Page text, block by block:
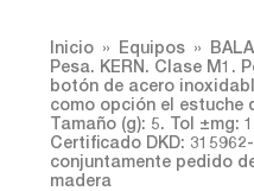
Inicio Equipos
Pesa. KERN. Clase M1.
botón de acero
como opción el estuche
Tamaño (g): 5. Tol ±mg:
Certificado DKD:
conjuntamente pedido
madera